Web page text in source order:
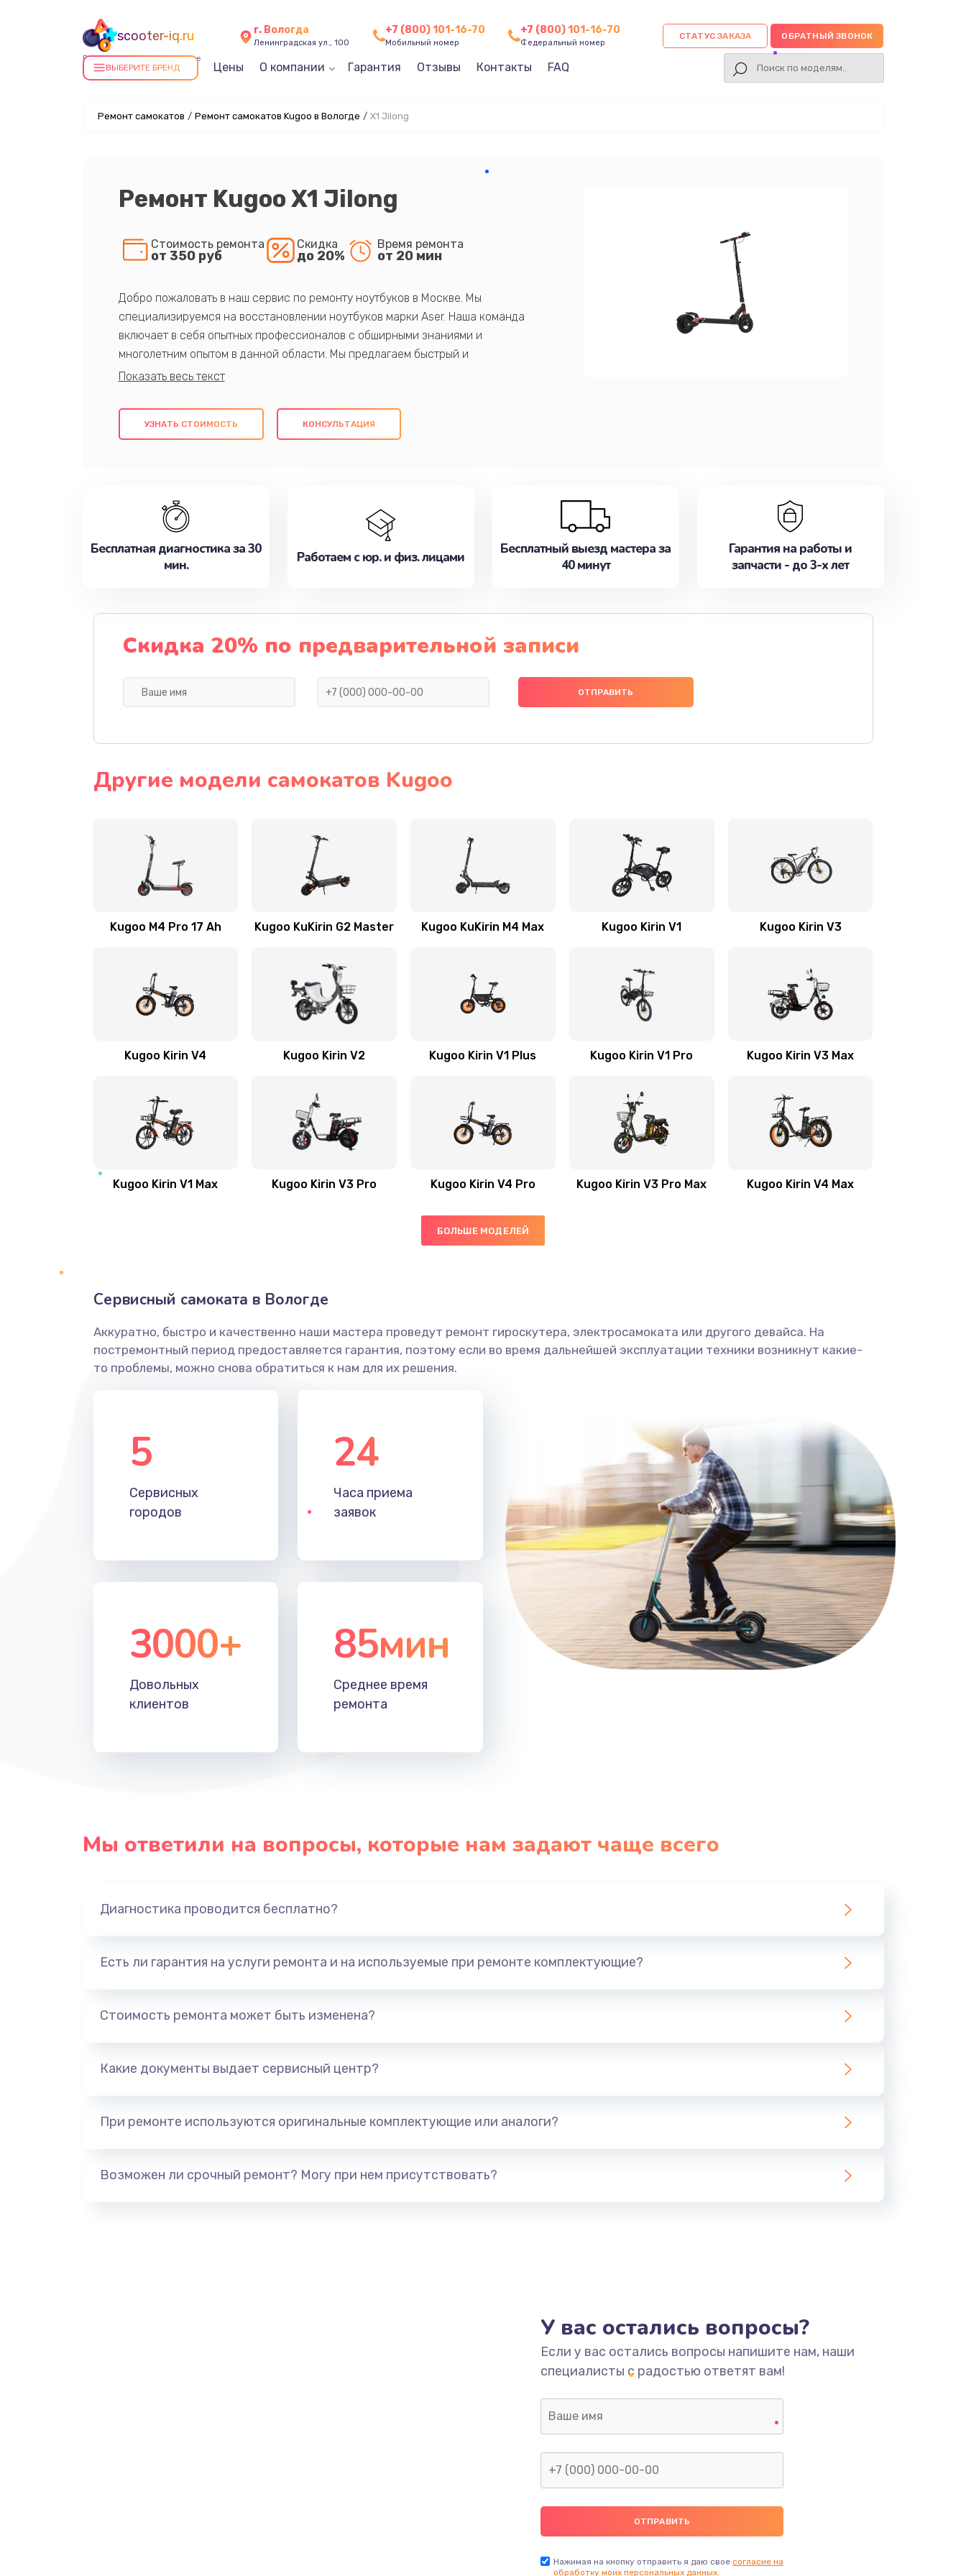
scooter-iq.ru
Ремонт самокатов в Вологде
г. Вологда
Ленинградская ул., 100
+7 (800) 101-16-70
Мобильный номер
+7 (800) 101-16-70
Федеральный номер
СТАТУС ЗАКАЗА ОБРАТНЫЙ ЗВОНОК
ВЫБЕРИТЕ БРЕНД Цены О компании Гарантия Отзывы Контакты FAQ
Ремонт самокатов / Ремонт самокатов Kugoo в Вологде / X1 Jilong
Ремонт Kugoo X1 Jilong
Стоимость ремонта
от 350 руб
Скидка
до 20%
Время ремонта
от 20 мин
Добро пожаловать в наш сервис по ремонту ноутбуков в Москве. Мы
специализируемся на восстановлении ноутбуков марки Aser. Наша команда
включает в себя опытных профессионалов с обширными знаниями и
многолетним опытом в данной области. Мы предлагаем быстрый и
качественный ремонт с использованием оригинальных компонентов, а также
клиентам надежное и профессиональное обслуживание, удовлетворяя их
потребности наилучшим образом. Не медлите записаться на ремонт уже
УЗНАТЬ СТОИМОСТЬ КОНСУЛЬТАЦИЯ
Бесплатная диагностика за 30
мин.
Работаем с юр. и физ. лицами
Бесплатный выезд мастера за
40 минут
Гарантия на работы и
запчасти - до 3-х лет
Скидка 20% по предварительной записи
Другие модели самокатов Kugoo
Kugoo M4 Pro 17 Ah Kugoo KuKirin G2 Master Kugoo KuKirin M4 Max Kugoo Kirin V1 Kugoo Kirin V3
Kugoo Kirin V4 Kugoo Kirin V2 Kugoo Kirin V1 Plus Kugoo Kirin V1 Pro Kugoo Kirin V3 Max
Kugoo Kirin V1 Max Kugoo Kirin V3 Pro Kugoo Kirin V4 Pro Kugoo Kirin V3 Pro Max Kugoo Kirin V4 Max
БОЛЬШЕ МОДЕЛЕЙ
Сервисный самоката в Вологде
Аккуратно, быстро и качественно наши мастера проведут ремонт гироскутера, электросамоката или другого девайса. На
постремонтный период предоставляется гарантия, поэтому если во время дальнейшей эксплуатации техники возникнут какие-
то проблемы, можно снова обратиться к нам для их решения.
5
Сервисных
городов
24
Часа приема
заявок
3000+
Довольных
клиентов
85мин
Среднее время
ремонта
Мы ответили на вопросы, которые нам задают чаще всего
Диагностика проводится бесплатно?
Есть ли гарантия на услуги ремонта и на используемые при ремонте комплектующие?
Стоимость ремонта может быть изменена?
Какие документы выдает сервисный центр?
При ремонте используются оригинальные комплектующие или аналоги?
Возможен ли срочный ремонт? Могу при нем присутствовать?
У вас остались вопросы?
Если у вас остались вопросы напишите нам, наши
специалисты с радостью ответят вам!
Нажимая на кнопку отправить я даю свое согласие на
обработку моих персональных данных.